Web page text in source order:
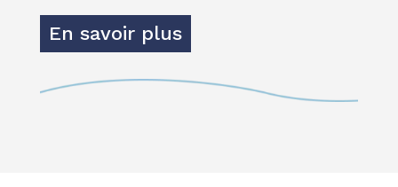
En savoir plus